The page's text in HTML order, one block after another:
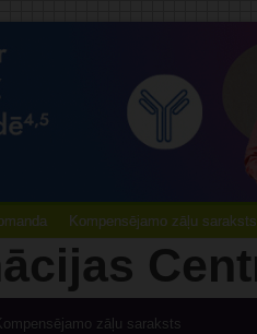
Kompensējamo zāļu saraksts
zāļu saraksts